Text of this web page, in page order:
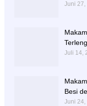
Juni 27,
Juli 14,
Besi
Juni 24,